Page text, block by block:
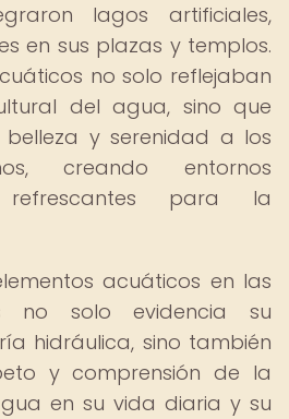
lagos artificiales,
en sus plazas y templos.
no solo reflejaban
del agua, sino que
y serenidad a los
creando entornos
para la
acuáticos en las
no solo evidencia su
hidráulica, sino también
y comprensión de la
en su vida diaria y su